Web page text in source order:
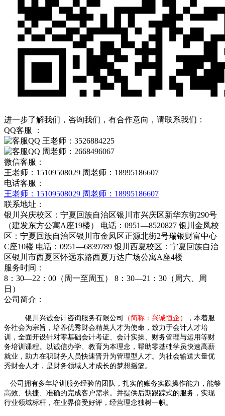
进一步了解我们，咨询我们，有合作意向，请联系我们：
QQ客服 ：
王老师：3526884225
周老师：2668496067
微信客服：
王老师：15109508029 周老师：18995186607
电话客服：
王老师：15109508029 周老师：18995186607
联系地址：
银川兴庆校区：宁夏回族自治区银川市兴庆区新华东街290号
（建发东方公寓A座19楼） 电话：0951—8520827 银川金凤校
区：宁夏回族自治区银川市金凤区正源北街2号瑞银财富中心
C座10楼 电话：0951—6839789 银川西夏校区：宁夏回族自治
区银川市西夏区怀远东路西夏万达广场公寓A座4楼
服务时间：
8：30—22：00（周一至周五） 8：30—21：30（周六、周
日）
公司简介：
银川兴诚会计咨询服务有限公司 （简称：兴诚恒企）
，本着服
务社会为宗旨，培养优秀财会精英人才为使命，致力于会计人才培
训， 全面开设针对零基础会计考证、会计实操、财务管理与运用等财
务培训课程。 以诚信办学、教育为本理念 ，帮助零基础学员快速高薪
就业，助力在职财务人员快速晋升为管理型人才。为社会输送大量优
秀财会人才，是财务领域人才成长的梦想摇篮。
公司拥有多年培训服务经验的团队 ，扎实的账务实践操作能力，能够
高效、快捷、准确的完成客户需求。并提供后期跟踪式的服务，实现
行业领域标杆，在业界倍受好评，经营理念独树一帜。